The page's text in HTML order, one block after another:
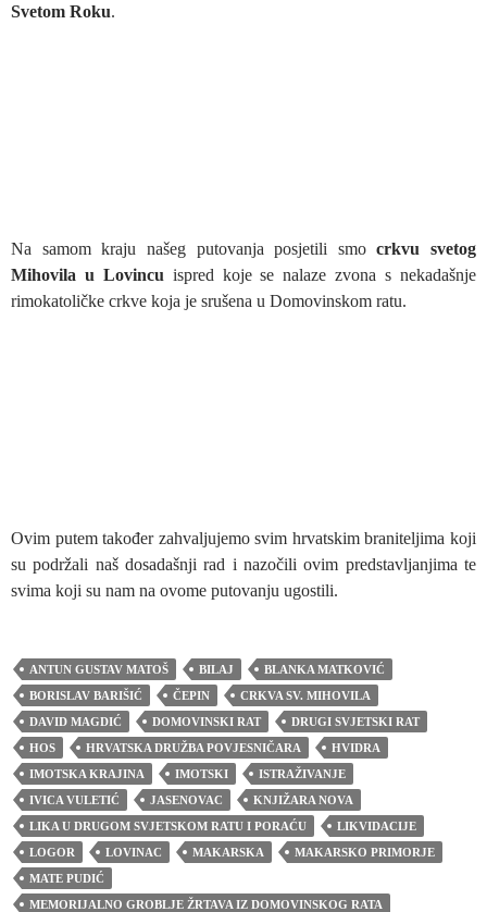
Svetom Roku.
Na samom kraju našeg putovanja posjetili smocrkvu svetog
Mihovila u Lovincu ispred koje se nalaze zvona s nekadašnje
rimokatoličke crkve koja je srušena u Domovinskom ratu.
Ovim putem također zahvaljujemo svim hrvatskim braniteljima koji
su podržali naš dosadašnji rad i nazočili ovim predstavljanjima te
svima koji su nam na ovome putovanju ugostili.
ANTUN GUSTAV MATOŠ BILAJ
BLANKA MATKOVIĆ
BORISLAV BARIŠIĆ
ČEPIN
CRKVA SV. MIHOVILA
DAVID MAGDIĆ
DOMOVINSKI RAT
DRUGI SVJETSKI RAT
HOS
HRVATSKA DRUŽBA POVJESNIČARA
HVIDRA
IMOTSKA KRAJINA
IMOTSKI
ISTRAŽIVANJE
IVICA VULETIĆ
JASENOVAC
KNJIŽARA NOVA
LIKA U DRUGOM SVJETSKOM RATU I PORAĆU
LIKVIDACIJE
LOGOR
LOVINAC MAKARSKA
MAKARSKO PRIMORJE
MATE PUDIĆ
MEMORIJALNO GROBLJE ŽRTAVA IZ DOMOVINSKOG RATA